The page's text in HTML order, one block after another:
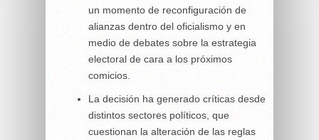
un momento de reconfiguración de
alianzas dentro del oficialismo y en
medio de debates sobre la estrategia
electoral de cara a los próximos
comicios.
La decisión ha generado críticas desde
distintos sectores políticos, que
cuestionan la alteración de las reglas